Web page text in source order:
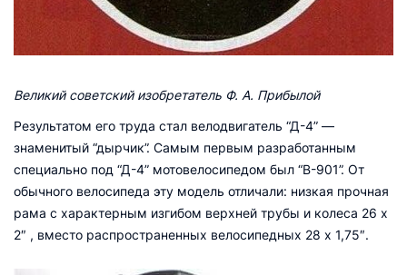
Великий советский изобретатель Ф. А. Прибылой
Результатом его труда стал велодвигатель “Д-4” —
знаменитый “дырчик”. Самым первым разработанным
специально под “Д-4” мотовелосипедом был “В-901”. От
обычного велосипеда эту модель отличали: низкая прочная
рама с характерным изгибом верхней трубы и колеса 26 x
2″ , вместо распространенных велосипедных 28 x 1,75″.